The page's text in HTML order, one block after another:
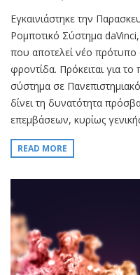
Εγκαινιάστηκε την
Ρομποτικό Σύστημα
που αποτελεί νέο πρότυπο
φροντίδα. Πρόκειται για
σύστημα σε
δίνει τη δυνατότητα
επεμβάσεων, κυρίως
READ MORE